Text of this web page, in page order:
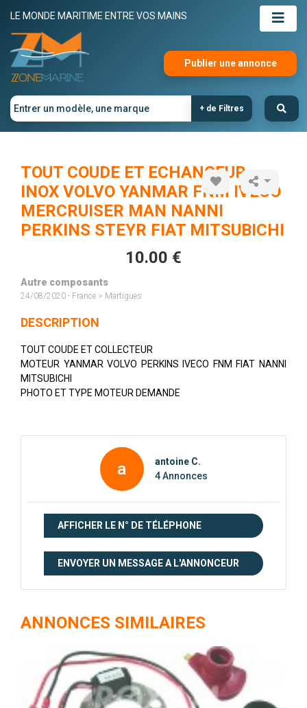
LE MONDE MARITIME ENTRE VOS MAINS
Publier une annonce
+ de Filtres
TOUT COUDE ET ECHANGEUR
INOX VOLVO YANMAR FNM IVECO
MERCRUISER MAN NANNI
PERKINS STEYR FIAT MITSUBICHI
10.00 €
Autre composants
24/08/2020 - France > Martigues
DESCRIPTION
TOUT COUDE ET COLLECTEUR
MOTEUR YANMAR VOLVO PERKINS IVECO FNM FIAT NANNI
MITSUBICHI
PHOTO ET TYPE MOTEUR DEMANDE
a
antoine C.
4 Annonces
AFFICHER LE N° DE TÉLÉPHONE
ENVOYER UN MESSAGE A L'ANNONCEUR
ANNONCES SIMILAIRES